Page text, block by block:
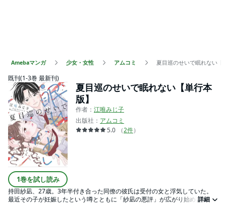
Amebaマンガ 少女・女性 アムコミ 夏目巡のせいで眠れない【
既刊(1-3巻 最新刊)
1巻を試し読み
夏目巡のせいで眠れない【単行本
版】
作者： 江唯みじ子
出版社： アムコミ
5.0
（2件）
持田紗凪、27歳。3年半付き合った同僚の彼氏は受付の女と浮気していた。
最近その子が妊娠したという噂とともに「紗凪の悪評」が広がり始める。真
詳細